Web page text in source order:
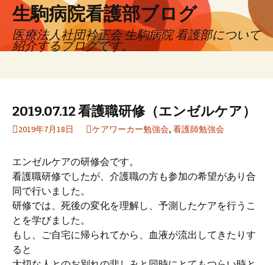
生駒病院看護部ブログ
医療法人社団衿正会 生駒病院 看護部について
紹介するブログです。
2019.07.12 看護職研修（エンゼルケア）
2019年7月18日 ケアワーカー勉強会, 看護師勉強会
エンゼルケアの研修会です。
看護職研修でしたが、介護職の方も参加の希望があり合
同で行いました。
研修では、死後の変化を理解し、予測したケアを行うこ
とを学びました。
もし、ご自宅に帰られてから、血液が流出してきたりす
ると